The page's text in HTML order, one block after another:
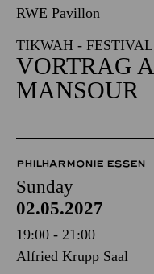
RWE Pavillon
TIKWAH -
VORTRAG
MANSOUR
PHILHARMONIE ESSEN
Sunday
02.05.2027
19:00 - 21:00
Alfried Krupp Saal